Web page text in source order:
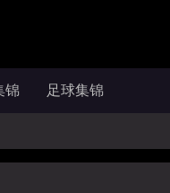
锦 足球集锦